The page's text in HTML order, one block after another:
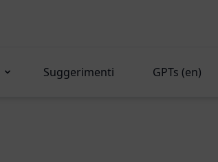
Suggerimenti GPTs (en)